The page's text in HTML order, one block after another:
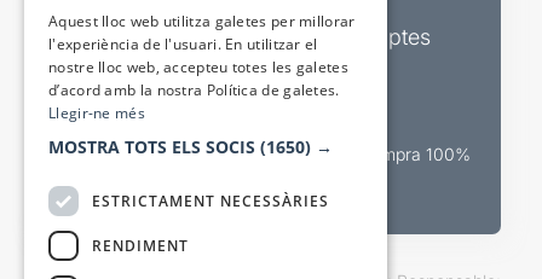
Butlletins d’actualitat i descomptes
Valora espectacles
Canal oficial de venda teatral Compra 100%
Aquest lloc web utilitza galetes per millorar
l'experiència de l'usuari. En utilitzar el
nostre lloc web, accepteu totes les galetes
d’acord amb la nostra Política de galetes.
Llegir-ne més
MOSTRA TOTS ELS SOCIS (1650) →
ESTRICTAMENT NECESSÀRIES
RENDIMENT